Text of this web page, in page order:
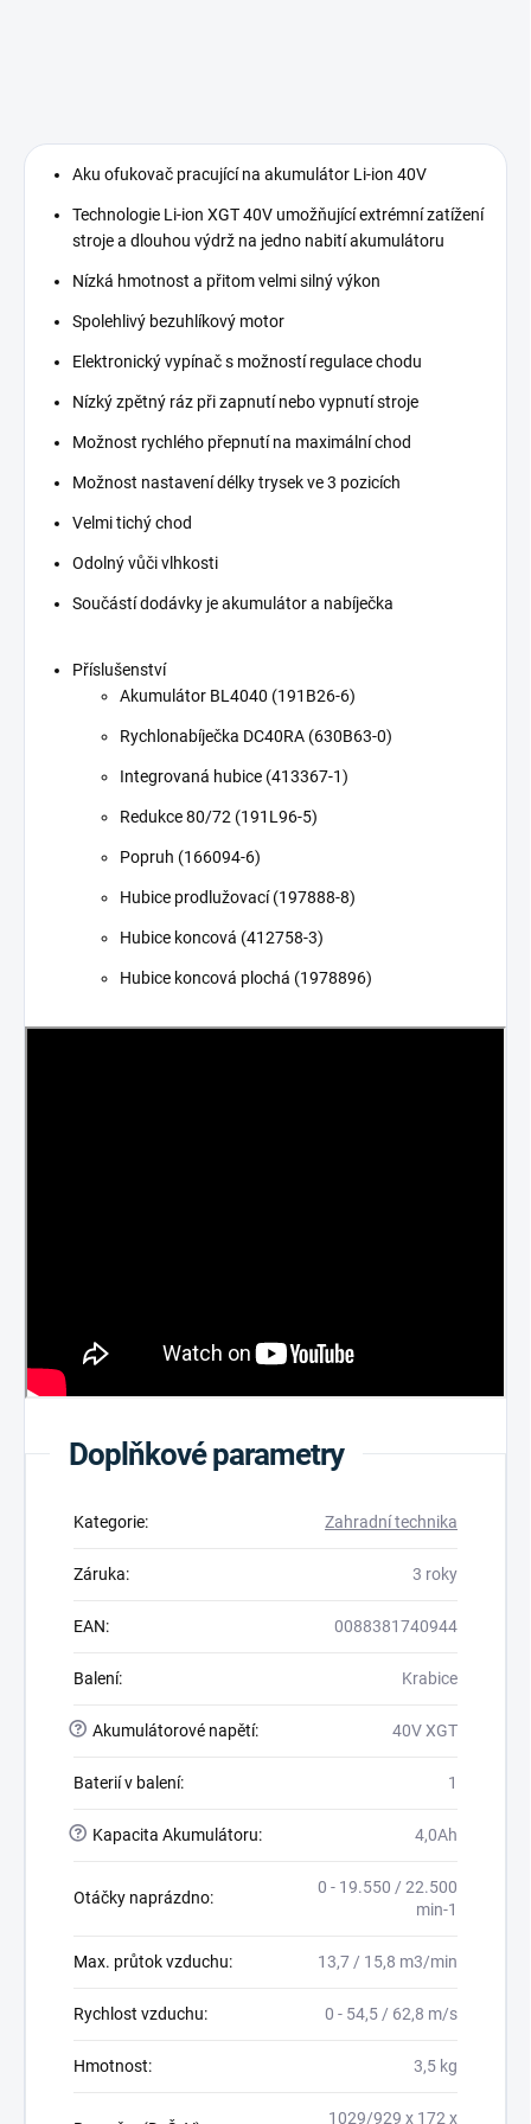
Aku ofukovač pracující na akumulátor Li-ion 40V
Technologie Li-ion XGT 40V umožňující extrémní zatížení
stroje a dlouhou výdrž na jedno nabití akumulátoru
Nízká hmotnost a přitom velmi silný výkon
Spolehlivý bezuhlíkový motor
Elektronický vypínač s možností regulace chodu
Nízký zpětný ráz při zapnutí nebo vypnutí stroje
Možnost rychlého přepnutí na maximální chod
Možnost nastavení délky trysek ve 3 pozicích
Velmi tichý chod
Odolný vůči vlhkosti
Součástí dodávky je akumulátor a nabíječka
Příslušenství
Akumulátor BL4040 (191B26-6)
Rychlonabíječka DC40RA (630B63-0)
Integrovaná hubice (413367-1)
Redukce 80/72 (191L96-5)
Popruh (166094-6)
Hubice prodlužovací (197888-8)
Hubice koncová (412758-3)
Hubice koncová plochá (1978896)
Doplňkové parametry
Kategorie: Zahradní technika
Záruka: 3 roky
EAN: 0088381740944
Balení: Krabice
? Akumulátorové napětí: 40V XGT
Baterií v balení: 1
? Kapacita Akumulátoru: 4,0Ah
Otáčky naprázdno:
0 - 19.550 / 22.500
min-1
Max. průtok vzduchu: 13,7 / 15,8 m3/min
Rychlost vzduchu: 0 - 54,5 / 62,8 m/s
Hmotnost: 3,5 kg
1029/929 x 172 x